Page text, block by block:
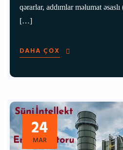
qərarlar, addımlar məlumat
[…]
DAHA ÇOX
24
MAR